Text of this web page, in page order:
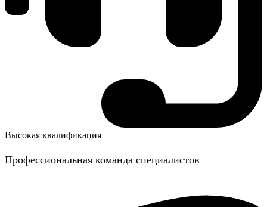
Высокая квалификация
Профессиональная команда специалистов